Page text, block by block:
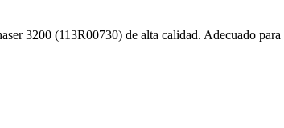
3200 (113R00730) de alta calidad. Adecuado